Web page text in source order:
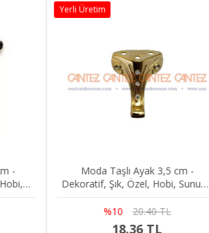
-
Moda Taşlı Ayak 3,5 cm -
Dekoratif, Şık, Özel, Hobi, Sunum,
%10
20.40 TL
18.36 TL
Yerli Üretim